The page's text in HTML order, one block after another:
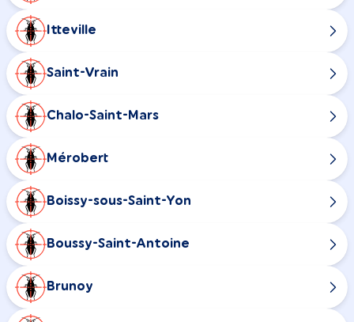
Itteville
Saint-Vrain
Chalo-Saint-Mars
Mérobert
Boissy-sous-Saint-Yon
Boussy-Saint-Antoine
Brunoy